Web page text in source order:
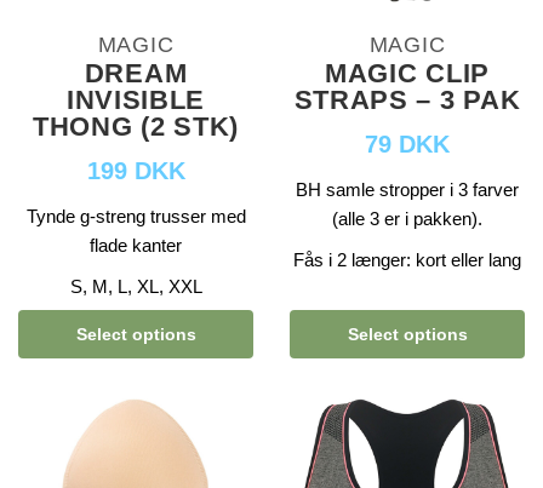
MAGIC
DREAM
INVISIBLE
THONG (2 STK)
199 DKK
Tynde g-streng trusser med
flade kanter
S, M, L, XL, XXL
Select options
MAGIC
MAGIC CLIP
STRAPS – 3 PAK
79 DKK
BH samle stropper i 3 farver
(alle 3 er i pakken).
Fås i 2 længer: kort eller lang
Select options